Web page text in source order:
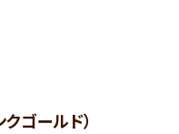
ゴールド）